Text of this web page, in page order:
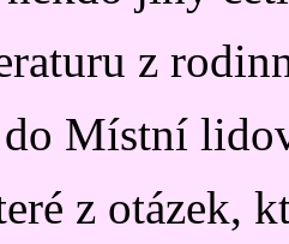
z
Místní
z otázek,